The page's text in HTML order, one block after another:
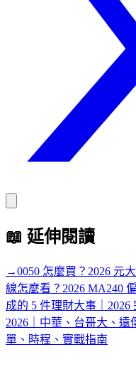
📖 延伸閱讀
→0050 怎麼買？2026 元
線怎麼看？2026 MA240
成的 5 件理財大事｜2026
2026｜中華、台哥大、遠
單、時程、實戰指南